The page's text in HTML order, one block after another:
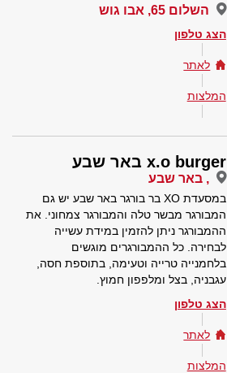
השלום 65, אבו גוש
הצג טלפון
לאתר
המלצות
x.o burger באר שבע
, באר שבע
במסעדת XO בר בורגר באר שבע יש גם
המבורגר מבשר טלה והמבורגר צמחוני. את
ההמבורגר ניתן להזמין במידת עשייה
לבחירה. כל ההמבורגרים מוגשים
בלחמנייה טרייה וטעימה, בתוספת חסה,
עגבניה, בצל ומלפפון חמוץ.
הצג טלפון
לאתר
המלצות